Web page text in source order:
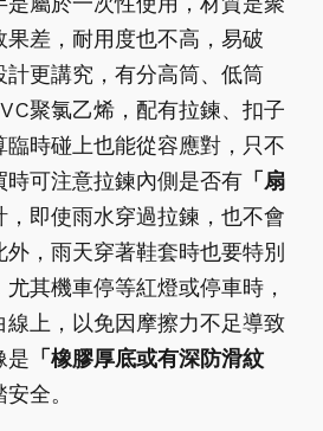
差，耐用度也不高，易破
更講究，有分高筒、低筒
聚氯乙烯，配有拉鍊、扣子
時碰上也能從容應對，只不
可注意拉鍊內側是否有 「扇
，即使雨水穿過拉鍊，也不會
，雨天穿著鞋套時也要特別
其機車停等紅燈或停車時，
上，以免因摩擦力不足導致
是 「橡膠厚底或有深防滑紋
全。